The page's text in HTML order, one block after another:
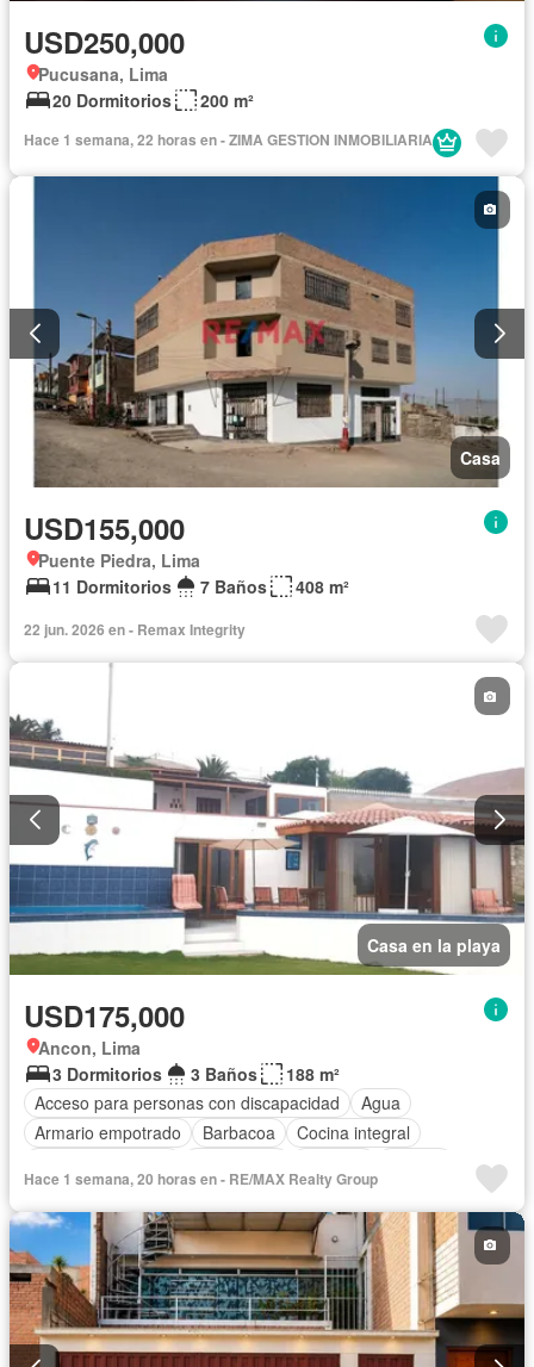
USD250,000
Pucusana, Lima
20 Dormitorios
200 m²
Hace 1 semana, 22 horas en - ZIMA GESTION INMOBILIARIA
Casa
USD155,000
Puente Piedra, Lima
11 Dormitorios
7 Baños 408 m²
22 jun. 2026 en - Remax Integrity
Casa en la playa
USD175,000
Ancon, Lima
3 Dormitorios
3 Baños
188 m²
Acceso para personas con discapacidad
Agua
Armario empotrado
Barbacoa
Cocina integral
Piscina
Terraza
Vista panorámica
Parcialmente amoblado
Hace 1 semana, 20 horas en - RE/MAX Realty Group